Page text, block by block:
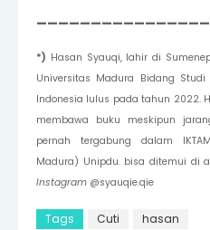
*) Hasan Syauqi, lahir di
Universitas Madura Bidang
Indonesia lulus pada tahun 2022.
membawa buku meskipun
pernah tergabung dalam
Madura) Unipdu. bisa ditemui di
Instagram @syauqie.qie
Tags Cuti hasan